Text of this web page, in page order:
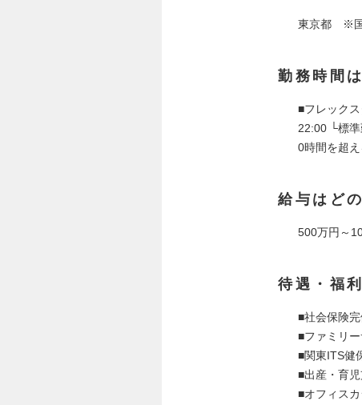
東京都 ※国
勤務時間は
■フレック
22:00 └標
0時間を超
給与はど
500万円～
待遇・福
■社会保険完
■ファミリ
■関東ITS健
■出産・育
■オフィス